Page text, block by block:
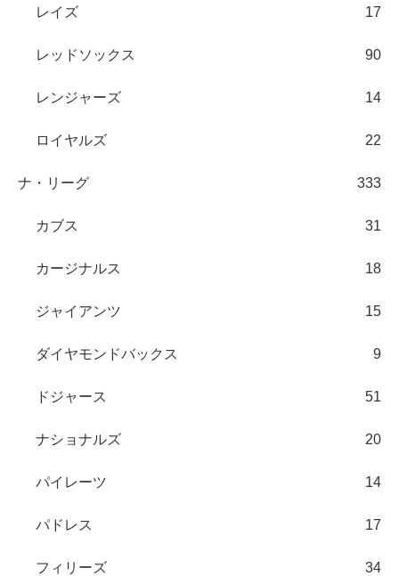
レイズ 17
レッドソックス 90
レンジャーズ 14
ロイヤルズ 22
ナ・リーグ 333
カブス 31
カージナルス 18
ジャイアンツ 15
ダイヤモンドバックス 9
ドジャース 51
ナショナルズ 20
パイレーツ 14
パドレス 17
フィリーズ 34